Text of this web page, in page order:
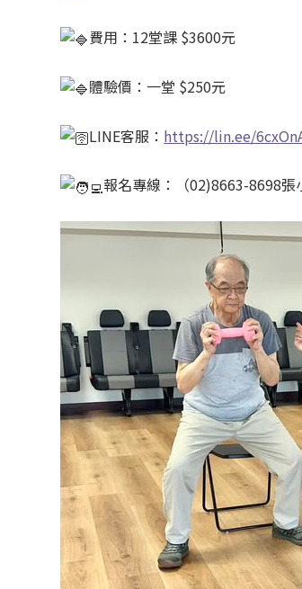
費用：12堂課 $3600元
體驗價：一堂 $250元
LINE客服： https://lin.ee/
報名專線：（02)8663-8698張